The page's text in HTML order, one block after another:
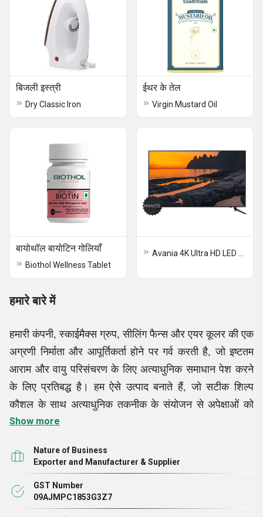
बिजली इस्त्री
Dry Classic Iron
ईथर के तेल
Virgin Mustard Oil
बायोथॉल बायोटिन गोलियाँ
Biothol Wellness Tablet
हमारे बारे में
हमारी कंपनी, स्काईमैक्स ग्रुप, सीलिंग फैन्स और एयर कूलर की एक
अग्रणी निर्माता और आपूर्तिकर्ता होने पर गर्व करती है, जो इष्टतम
आराम और वायु परिसंचरण के लिए अत्याधुनिक समाधान पेश करने
के लिए प्रतिबद्ध है। हम ऐसे उत्पाद बनाते हैं, जो सटीक शिल्प
कौशल के साथ अत्याधुनिक तकनीक के संयोजन से अपेक्षाओं को
पार करते हैं, और यह सब पूर्णता के प्रति समर्पण बनाए रखते हैं।
कूलिंग समाधान विकसित करने के लिए प्रतिबद्ध हैं, जो हमारे
ग्राहकों की विभिन्न आवश्यकताओं के अनुकूल हैं। हम सुंदर और
परिष्कृत छत के पंखे से लेकर मजबूत और ऊर्जा कुशल एयर कूलर
तक, निर्माण प्रक्रिया के हर चरण में गुणवत्ता, प्रदर्शन और
Show more
Nature of Business
Exporter and Manufacturer & Supplier
GST Number
09AJMPC1853G3Z7